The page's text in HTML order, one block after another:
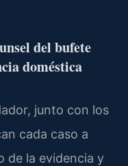
del bufete
doméstica
junto con los
cada caso a
de la evidencia y